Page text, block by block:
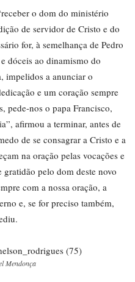
o dom do ministério
de servidor de Cristo e do
for, à semelhança de Pedro
dóceis ao dinamismo do
impelidos a anunciar o
e um coração sempre
pede-nos o papa Francisco,
afirmou a terminar, antes de
de se consagrar a Cristo e a
na oração pelas vocações e
pelo dom deste novo
com a nossa oração, a
e, se for preciso também,
Mendonça